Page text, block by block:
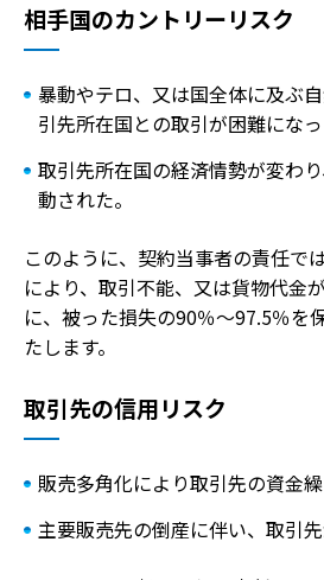
相手国のカントリーリスク
暴動やテロ、又は国全体に及ぶ
引先所在国との取引が困難になっ
取引先所在国の経済情勢が変わ
動された。
このように、契約当事者の責任で
により、取引不能、又は貨物代金
に、被った損失の90％～97.5％を
たします。
取引先の信用リスク
販売多角化により取引先の資金繰
主要販売先の倒産に伴い、取引先